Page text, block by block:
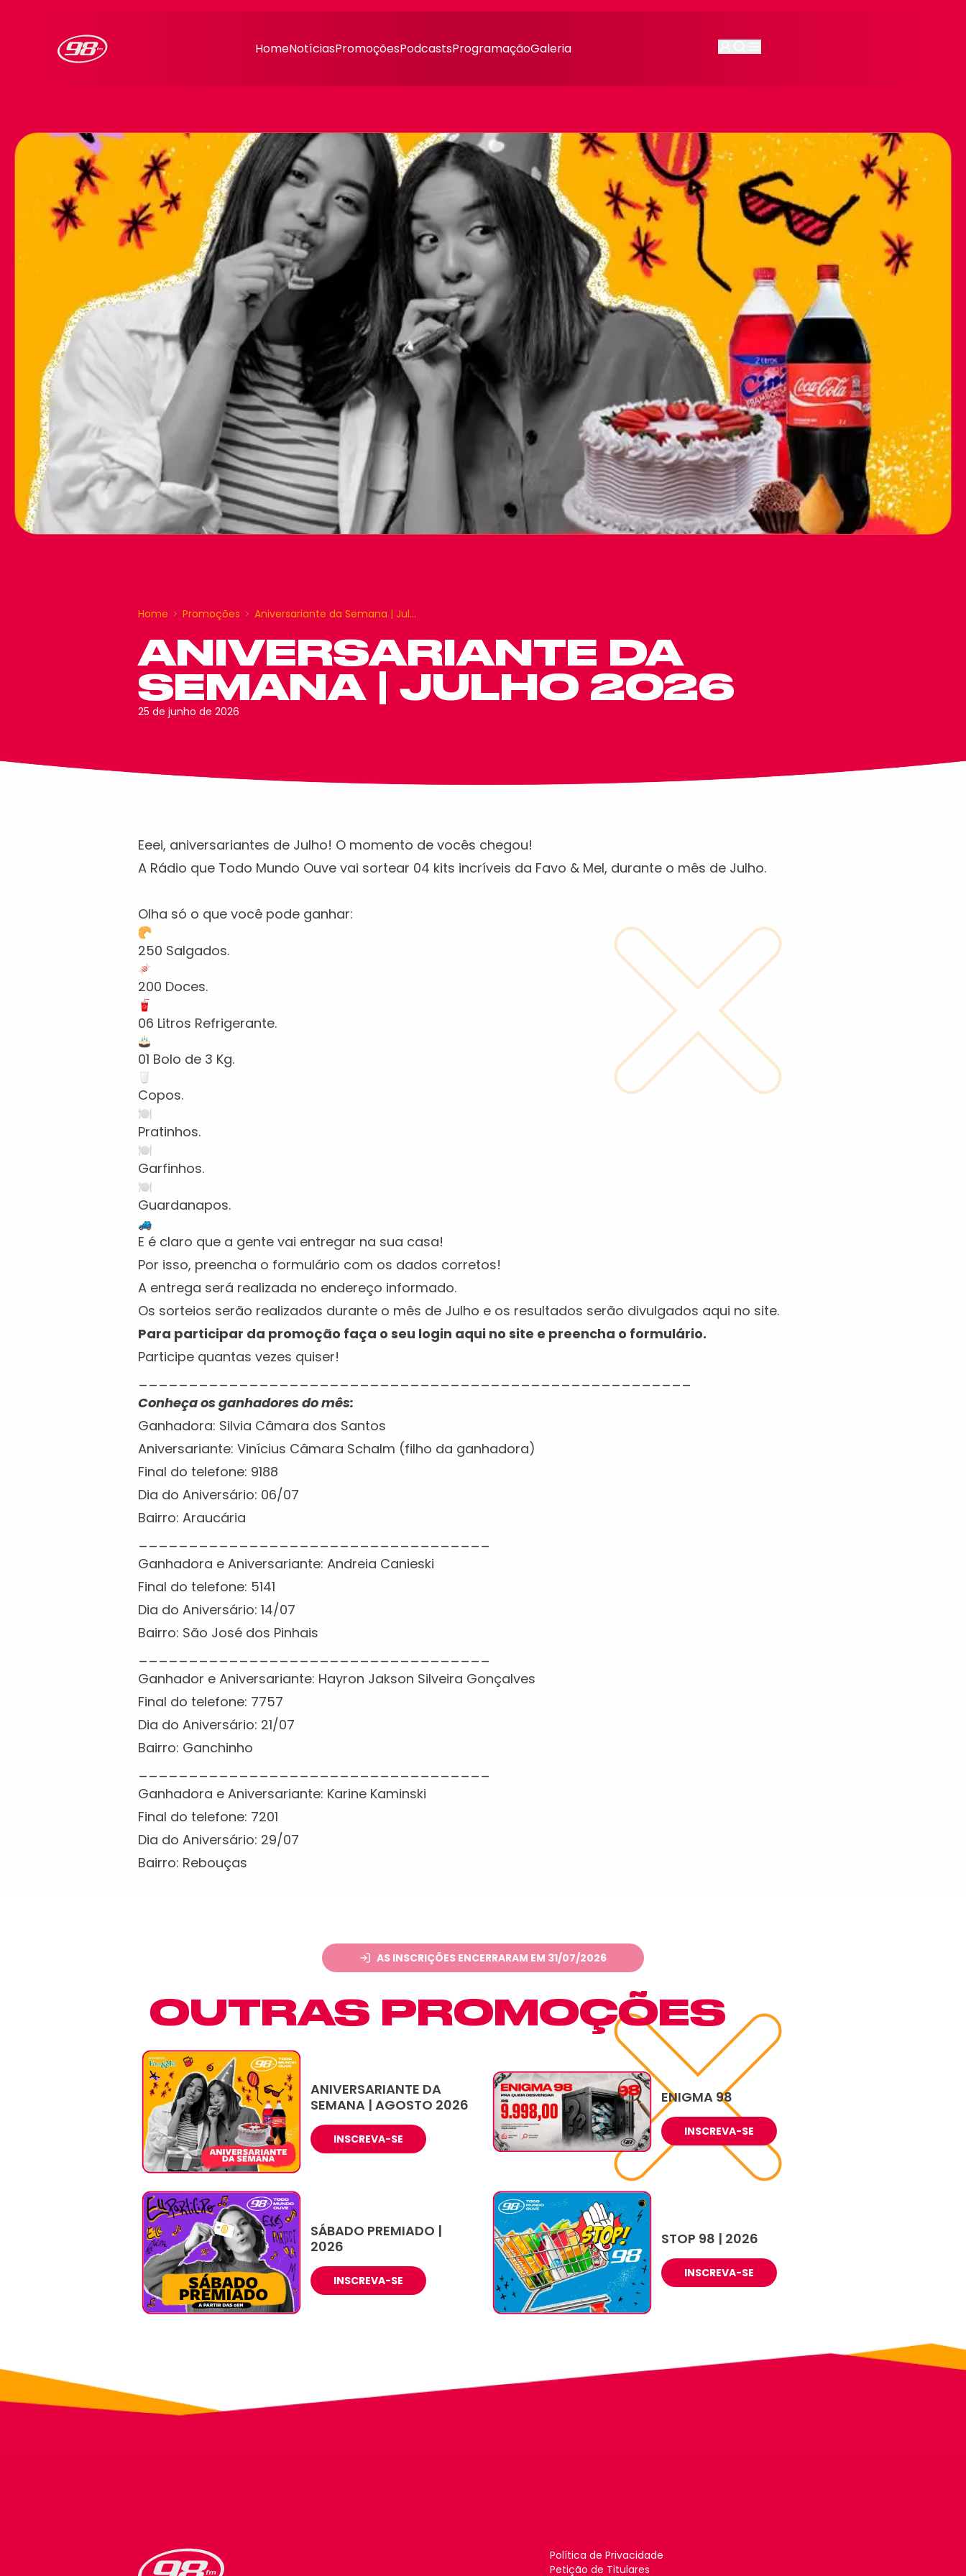
98FM Curitiba HomeNotíciasPromoçõesPodcastsProgramaçãoGaleria
Home Promoções Aniversariante da Semana | Jul…
ANIVERSARIANTE DA
SEMANA | JULHO 2026
25 de junho de 2026
Eeei, aniversariantes de Julho! O momento de vocês chegou!
A Rádio que Todo Mundo Ouve vai sortear 04 kits incríveis da Favo & Mel, durante o mês de Julho.
Olha só o que você pode ganhar:
250 Salgados.
200 Doces.
06 Litros Refrigerante.
01 Bolo de 3 Kg.
Copos.
Pratinhos.
Garfinhos.
Guardanapos.
E é claro que a gente vai entregar na sua casa!
Por isso, preencha o formulário com os dados corretos!
A entrega será realizada no endereço informado.
Os sorteios serão realizados durante o mês de Julho e os resultados serão divulgados aqui no site.
Para participar da promoção faça o seu login aqui no site e preencha o formulário.
Participe quantas vezes quiser!
_______________________________________________________
Conheça os ganhadores do mês:
Ganhadora: Silvia Câmara dos Santos
Aniversariante: Vinícius Câmara Schalm (filho da ganhadora)
Final do telefone: 9188
Dia do Aniversário: 06/07
Bairro: Araucária
___________________________________
Ganhadora e Aniversariante: Andreia Canieski
Final do telefone: 5141
Dia do Aniversário: 14/07
Bairro: São José dos Pinhais
___________________________________
Ganhador e Aniversariante: Hayron Jakson Silveira Gonçalves
Final do telefone: 7757
Dia do Aniversário: 21/07
Bairro: Ganchinho
___________________________________
Ganhadora e Aniversariante: Karine Kaminski
Final do telefone: 7201
Dia do Aniversário: 29/07
Bairro: Rebouças
AS INSCRIÇÕES ENCERRARAM EM 31/07/2026
OUTRAS PROMOÇÕES
ANIVERSARIANTE DA
SEMANA | AGOSTO 2026
INSCREVA-SE
ENIGMA 98
INSCREVA-SE
SÁBADO PREMIADO |
2026
INSCREVA-SE
STOP 98 | 2026
INSCREVA-SE
Política de Privacidade
Petição de Titulares